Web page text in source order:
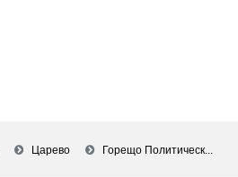
Царево Горещо Политическ...